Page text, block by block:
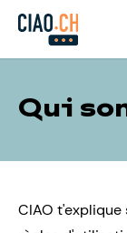
Qui
CIAO